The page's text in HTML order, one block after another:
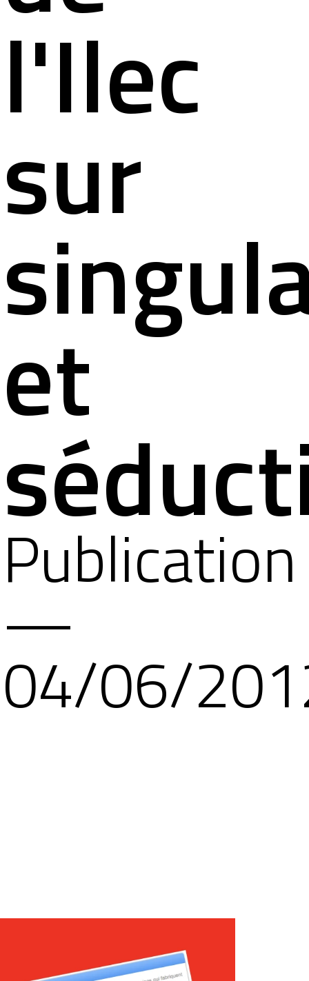
l'Ilec
sur
et
Publication
—
04/06/